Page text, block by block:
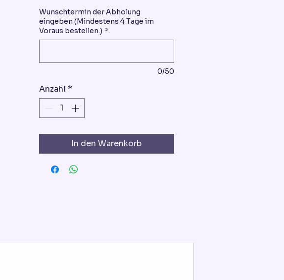
Wunschtermin der Abholung
eingeben (Mindestens 4 Tage im
Voraus bestellen.) *
0/50
Anzahl *
In den Warenkorb